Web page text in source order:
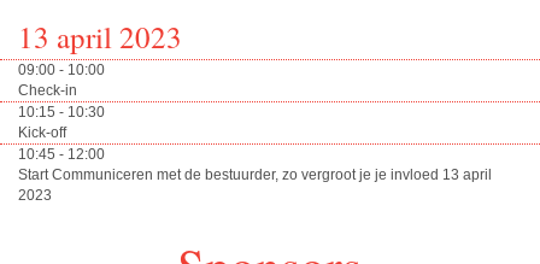
13 april 2023
09:00 - 10:00
Check-in
10:15 - 10:30
Kick-off
10:45 - 12:00
Start Communiceren met de bestuurder, zo vergroot je je invloed 13 april
2023